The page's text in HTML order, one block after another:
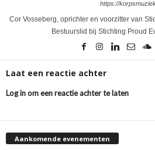
https://
Cor Vosseberg, oprichter en voorzitter van
Bestuurslid bij Stichting Proud
Laat een reactie achter
Log in om een reactie achter te laten
Aankomende evenementen